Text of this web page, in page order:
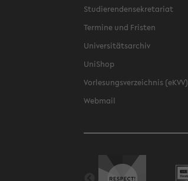
Studierendensekretariat
Termine und Fristen
Universitätsarchiv
UniShop
Vorlesungsverzeichnis (eKVV)
Webmail